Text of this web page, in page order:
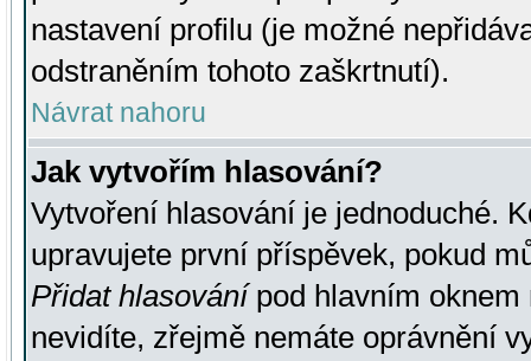
nastavení profilu (je možné
odstraněním tohoto zaškrtnutí).
Návrat nahoru
Jak vytvořím hlasování?
Vytvoření hlasování je jednoduché.
upravujete první příspěvek, pokud
Přidat hlasovánípod hlavním oknem
nevidíte, zřejmě nemáte oprávnění